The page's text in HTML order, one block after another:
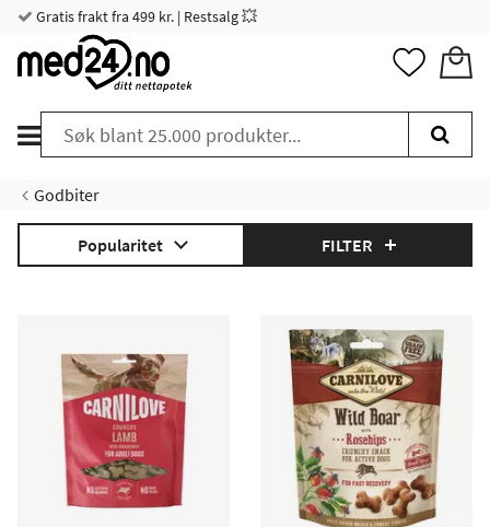
Gratis frakt fra 499 kr. | Restsalg 💥
Godbiter
Popularitet FILTER